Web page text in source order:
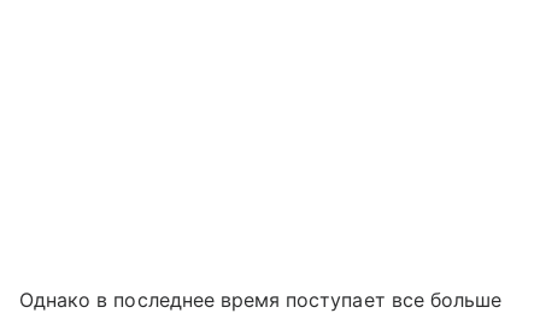
Однако в последнее время поступает все больше